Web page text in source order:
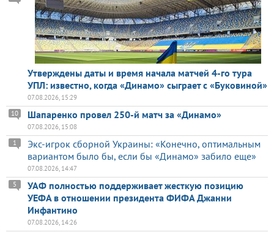
Утверждены даты и время начала матчей 4-го тура
УПЛ: известно, когда «Динамо» сыграет с «Буковиной»
07.08.2026, 15:29
Шапаренко провел 250-й матч за «Динамо»
10
07.08.2026, 15:08
Экс-игрок сборной Украины: «Конечно, оптимальным
вариантом было бы, если бы «Динамо» забило еще»
1
07.08.2026, 14:47
УАФ полностью поддерживает жесткую позицию
УЕФА в отношении президента ФИФА Джанни
Инфантино
5
07.08.2026, 14:26